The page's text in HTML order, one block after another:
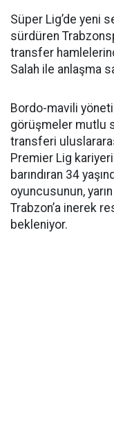
Süper Lig’de yeni
sürdüren
transfer
Salah ile anlaşma
Bordo-mavili
görüşmeler mutlu
transferi
Premier Lig
barındıran 34
oyuncusunun,
Trabzon’a inerek
bekleniyor.